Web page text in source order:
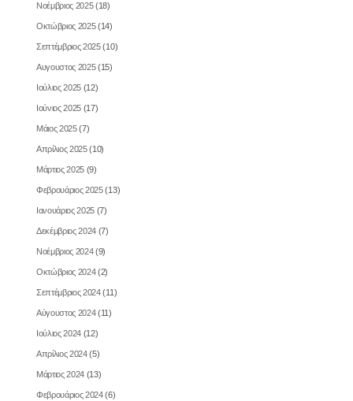
Νοέμβριος 2025(18)
Οκτώβριος 2025(14)
Σεπτέμβριος 2025(10)
Αυγουστος 2025(15)
Ιούλιος 2025 (12)
Ιούνιος 2025 (17)
Μάιος 2025(7)
Απρίλιος 2025(10)
Μάρτιος 2025 (9)
Φεβρουάριος 2025(13)
Ιανουάριος 2025 (7)
Δεκέμβριος 2024 (7)
Νοέμβριος 2024(9)
Οκτώβριος 2024(2)
Σεπτέμβριος 2024(11)
Αύγουστος 2024(11)
Ιούλιος 2024 (12)
Απρίλιος 2024(5)
Μάρτιος 2024 (13)
Φεβρουάριος 2024(6)